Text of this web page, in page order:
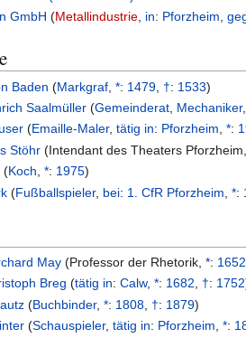
GmbH (Metallindustrie, in: Pforzheim,
Baden (Markgraf ,*: 1479 †: 1533)
Saalmüller (Gemeinderat Mechaniker
(Emaille-Maler,tätig in: Pforzheim,*:
Stöhr (Intendant des Theaters Pforzheim
(Koch ,*: 1975)
(Fußballspieler, bei: 1. CfR Pforzheim ,*:
May (Professor der Rhetorik ,*: 1652
Breg (tätig in:Calw,*: 1682 †: 1752
(Buchbinder,*: 1808 †: 1879)
(Schauspieler,tätig in: Pforzheim ,*: